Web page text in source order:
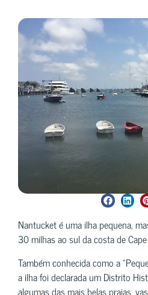
Nantucket é uma ilha pequena,
30 milhas ao sul da costa de
Também conhecida como a
a ilha foi declarada um Distrito
algumas das mais belas praias,